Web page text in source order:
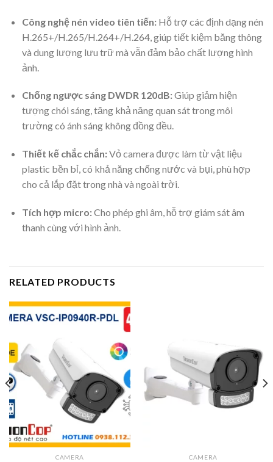
Công nghệ nén video tiên tiến: Hỗ trợ các định dạng nén
H.265+/H.265/H.264+/H.264, giúp tiết kiệm băng thông
và dung lượng lưu trữ mà vẫn đảm bảo chất lượng hình
ảnh.
Chống ngược sáng DWDR 120dB:Giúp giảm hiện
tượng chói sáng, tăng khả năng quan sát trong môi
trường có ánh sáng không đồng đều.
Thiết kế chắc chắn:Vỏ camera được làm từ vật liệu
plastic bền bỉ, có khả năng chống nước và bụi, phù hợp
cho cả lắp đặt trong nhà và ngoài trời.
Tích hợp micro:Cho phép ghi âm, hỗ trợ giám sát âm
thanh cùng với hình ảnh.
RELATED PRODUCTS
CAMERA CAMERA